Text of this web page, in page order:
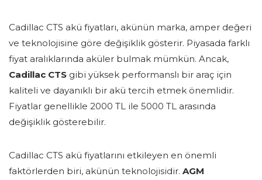
Cadillac CTS akü fiyatları, akünün marka, amper değeri
ve teknolojisine göre değişiklik gösterir. Piyasada farklı
fiyat aralıklarında aküler bulmak mümkün. Ancak,
Cadillac CTS gibi yüksek performanslı bir araç için
kaliteli ve dayanıklı bir akü tercih etmek önemlidir.
Fiyatlar genellikle 2000 TL ile 5000 TL arasında
değişiklik gösterebilir.
Cadillac CTS akü fiyatlarını etkileyen en önemli
faktörlerden biri, akünün teknolojisidir. AGM